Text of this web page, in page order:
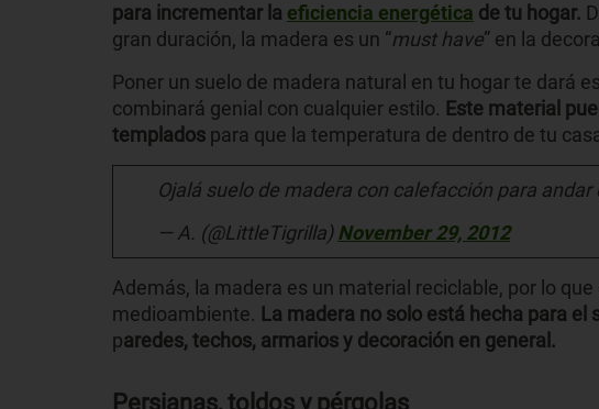
para incrementar la eficiencia energética de tu hogar.
gran duración, la madera es un “must have” en la
Poner un suelo de madera natural en tu hogar te dará
combinará genial con cualquier estilo. Este material
templados para que la temperatura de dentro de tu
Ojalá suelo de madera con calefacción para
— A. (@LittleTigrilla)November 29, 2012
Además, la madera es un material reciclable, por lo
medioambiente. La madera no solo está hecha para el
paredes, techos, armarios y decoración en general.
Persianas, toldos y pérgolas